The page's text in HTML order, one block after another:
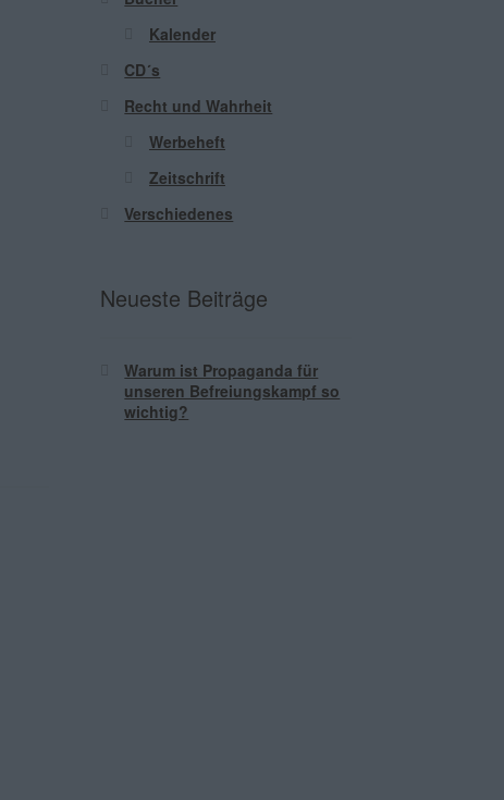
Kalender
CD´s
Recht und Wahrheit
Werbeheft
Zeitschrift
Verschiedenes
Neueste Beiträge
Warum ist Propaganda für
unseren Befreiungskampf so
wichtig?